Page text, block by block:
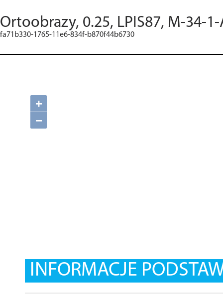
Ortoobrazy, 0.25, LPIS87, M-34-
fa71b330-1765-11e6-834f-b870f44b6730
+
−
INFORMACJE